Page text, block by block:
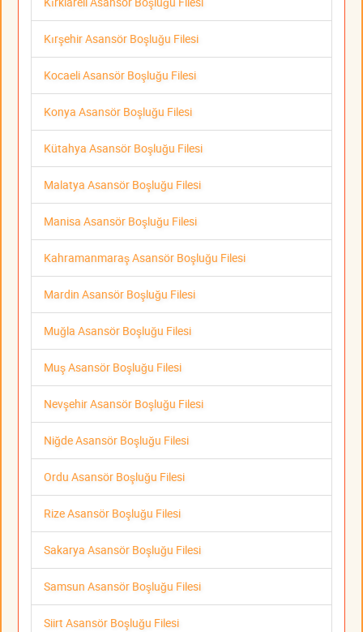
Kırşehir Asansör Boşluğu Filesi
Kocaeli Asansör Boşluğu Filesi
Konya Asansör Boşluğu Filesi
Kütahya Asansör Boşluğu Filesi
Malatya Asansör Boşluğu Filesi
Manisa Asansör Boşluğu Filesi
Kahramanmaraş Asansör Boşluğu Filesi
Mardin Asansör Boşluğu Filesi
Muğla Asansör Boşluğu Filesi
Muş Asansör Boşluğu Filesi
Nevşehir Asansör Boşluğu Filesi
Niğde Asansör Boşluğu Filesi
Ordu Asansör Boşluğu Filesi
Rize Asansör Boşluğu Filesi
Sakarya Asansör Boşluğu Filesi
Samsun Asansör Boşluğu Filesi
Siirt Asansör Boşluğu Filesi